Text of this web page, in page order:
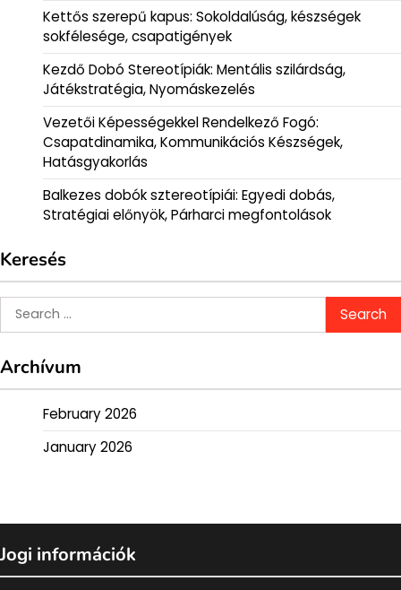
Kettős szerepű kapus: Sokoldalúság, készségek
sokfélesége, csapatigények
Kezdő Dobó Stereotípiák: Mentális szilárdság,
Játékstratégia, Nyomáskezelés
Vezetői Képességekkel Rendelkező Fogó:
Csapatdinamika, Kommunikációs Készségek,
Hatásgyakorlás
Balkezes dobók sztereotípiái: Egyedi dobás,
Stratégiai előnyök, Párharci megfontolások
Keresés
Search
for:
Archívum
February 2026
January 2026
Jogi információk